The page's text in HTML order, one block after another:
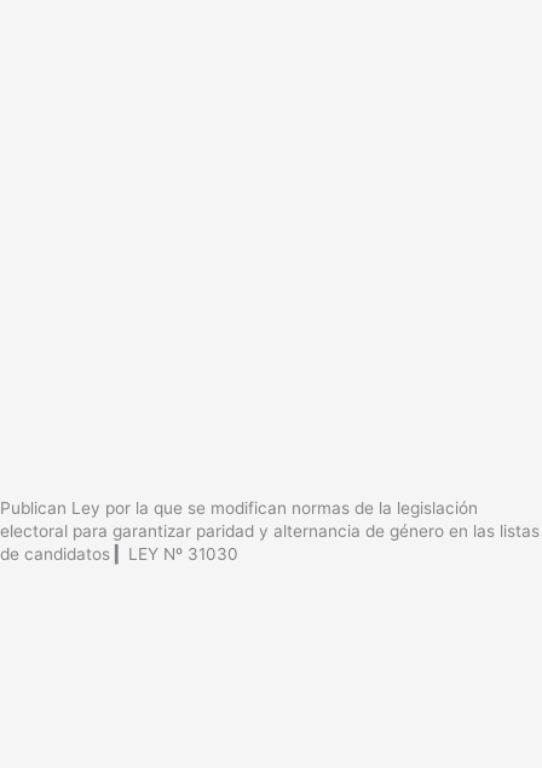
Publican Ley por la que se modifican normas de la legislación
electoral para garantizar paridad y alternancia de género en las listas
de candidatos ▎LEY Nº 31030